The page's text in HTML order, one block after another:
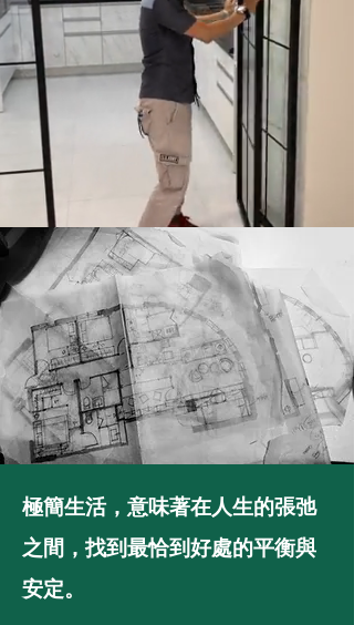
極簡生活，意味著在人生的張弛
之間，找到最恰到好處的平衡與
安定。